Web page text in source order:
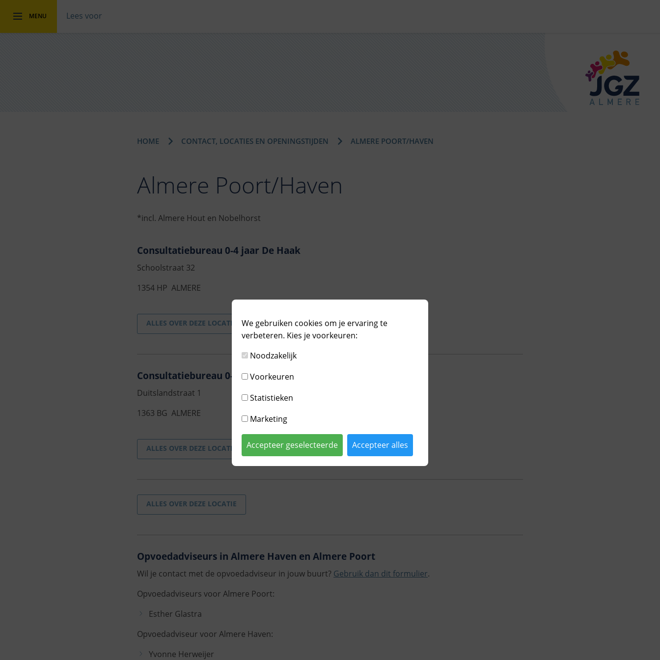
Lees voor
MENU
HOME CONTACT, LOCATIES EN OPENINGSTIJDEN ALMERE POORT/HAVEN
Almere Poort/Haven
*incl. Almere Hout en Nobelhorst
Consultatiebureau 0-4 jaar De Haak
Schoolstraat 32
1354 HP ALMERE
ALLES OVER DEZE LOCATIE
Consultatiebureau 0-4 jaar Vizier
Duitslandstraat 1
1363 BG ALMERE
ALLES OVER DEZE LOCATIE
ALLES OVER DEZE LOCATIE
Opvoedadviseurs in Almere Haven en Almere Poort
Wil je contact met de opvoedadviseur in jouw buurt? Gebruik dan dit formulier.
Opvoedadviseurs voor Almere Poort:
Esther Glastra
Opvoedadviseur voor Almere Haven:
Yvonne Herweijer
We gebruiken cookies om je ervaring te
verbeteren. Kies je voorkeuren:
Noodzakelijk
Voorkeuren
Statistieken
Marketing
Accepteer geselecteerde Accepteer alles